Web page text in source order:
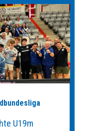
U19m